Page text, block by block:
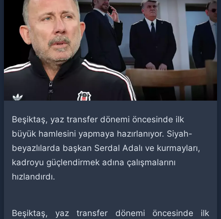
Beşiktaş, yaz transfer dönemi öncesinde ilk
büyük hamlesini yapmaya hazırlanıyor. Siyah-
beyazlılarda başkan Serdal Adalı ve kurmayları,
kadroyu güçlendirmek adına çalışmalarını
hızlandırdı.
Beşiktaş, yaz transfer dönemi öncesinde ilk